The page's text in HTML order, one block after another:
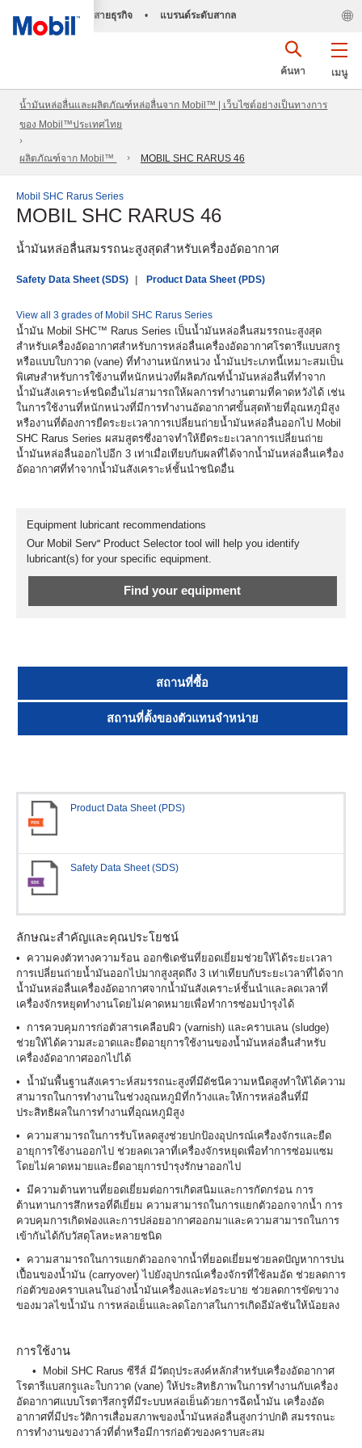
สายธุรกิจ • แบรนด์ระดับสากล
เมนู
ค้นหา
น้ำมันหล่อลื่นและผลิตภัณฑ์หล่อลื่นจาก Mobil™ | เว็บไซต์อย่างเป็นทางการ
ของ Mobil™ประเทศไทย
ผลิตภัณฑ์จาก Mobil™ MOBIL SHC RARUS 46
Mobil SHC Rarus Series
MOBIL SHC RARUS 46
น้ำมันหล่อลื่นสมรรถนะสูงสุดสำหรับเครื่องอัดอากาศ
Safety Data Sheet (SDS) Product Data Sheet (PDS)
View all 3 grades of Mobil SHC Rarus Series
น้ำมัน Mobil SHC™ Rarus Series เป็นน้ำมันหล่อลื่นสมรรถนะสูงสุด
สำหรับเครื่องอัดอากาศสำหรับการหล่อลื่นเครื่องอัดอากาศโรตารีแบบสกรู
หรือแบบใบกวาด (vane) ที่ทำงานหนักหน่วง น้ำมันประเภทนี้เหมาะสมเป็น
พิเศษสำหรับการใช้งานที่หนักหน่วงที่ผลิตภัณฑ์น้ำมันหล่อลื่นที่ทำจาก
น้ำมันสังเคราะห์ชนิดอื่นไม่สามารถให้ผลการทำงานตามที่คาดหวังได้ เช่น
ในการใช้งานที่หนักหน่วงที่มีการทำงานอัดอากาศขั้นสุดท้ายที่อุณหภูมิสูง
หรืองานที่ต้องการยืดระยะเวลาการเปลี่ยนถ่ายน้ำมันหล่อลื่นออกไป Mobil
SHC Rarus Series ผสมสูตรซึ่งอาจทำให้ยืดระยะเวลาการเปลี่ยนถ่าย
น้ำมันหล่อลื่นออกไปอีก 3 เท่าเมื่อเทียบกับผลที่ได้จากน้ำมันหล่อลื่นเครื่อง
อัดอากาศที่ทำจากน้ำมันสังเคราะห์ชั้นนำชนิดอื่น
Equipment lubricant recommendations
Our Mobil Serv℠ Product Selector tool will help you identify
lubricant(s) for your specific equipment.
Find your equipment
สถานที่ซื้อ
สถานที่ตั้งของตัวแทนจำหน่าย
Product Data Sheet (PDS)
Safety Data Sheet (SDS)
ลักษณะสำคัญและคุณประโยชน์
• ความคงตัวทางความร้อน ออกซิเดชันที่ยอดเยี่ยมช่วยให้ได้ระยะเวลา
การเปลี่ยนถ่ายน้ำมันออกไปมากสูงสุดถึง 3 เท่าเทียบกับระยะเวลาที่ได้จาก
น้ำมันหล่อลื่นเครื่องอัดอากาศจากน้ำมันสังเคราะห์ชั้นนำและลดเวลาที่
เครื่องจักรหยุดทำงานโดยไม่คาดหมายเพื่อทำการซ่อมบำรุงได้
• การควบคุมการก่อตัวสารเคลือบผิว (varnish) และคราบเลน (sludge)
ช่วยให้ได้ความสะอาดและยืดอายุการใช้งานของน้ำมันหล่อลื่นสำหรับ
เครื่องอัดอากาศออกไปได้
• น้ำมันพื้นฐานสังเคราะห์สมรรถนะสูงที่มีดัชนีความหนืดสูงทำให้ได้ความ
สามารถในการทำงานในช่วงอุณหภูมิที่กว้างและให้การหล่อลื่นที่มี
ประสิทธิผลในการทำงานที่อุณหภูมิสูง
• ความสามารถในการรับโหลดสูงช่วยปกป้องอุปกรณ์เครื่องจักรและยืด
อายุการใช้งานออกไป ช่วยลดเวลาที่เครื่องจักรหยุดเพื่อทำการซ่อมแซม
โดยไม่คาดหมายและยืดอายุการบำรุงรักษาออกไป
• มีความต้านทานที่ยอดเยี่ยมต่อการเกิดสนิมและการกัดกร่อน การ
ต้านทานการสึกหรอที่ดีเยี่ยม ความสามารถในการแยกตัวออกจากน้ำ การ
ควบคุมการเกิดฟองและการปล่อยอากาศออกมาและความสามารถในการ
เข้ากันได้กับวัสดุโลหะหลายชนิด
• ความสามารถในการแยกตัวออกจากน้ำที่ยอดเยี่ยมช่วยลดปัญหาการปน
เปื้อนของน้ำมัน (carryover) ไปยังอุปกรณ์เครื่องจักรที่ใช้ลมอัด ช่วยลดการ
ก่อตัวของคราบเลนในอ่างน้ำมันเครื่องและท่อระบาย ช่วยลดการขัดขวาง
ของมวลไขน้ำมัน การหล่อเย็นและลดโอกาสในการเกิดอีมัลชันให้น้อยลง
การใช้งาน
• Mobil SHC Rarus ซีรีส์ มีวัตถุประสงค์หลักสำหรับเครื่องอัดอากาศ
โรตารีแบสกรูและใบกวาด (vane) ให้ประสิทธิภาพในการทำงานกับเครื่อง
อัดอากาศแบบโรตารีสกรูที่มีระบบหล่อเย็นด้วยการฉีดน้ำมัน เครื่องอัด
อากาศที่มีประวัติการเสื่อมสภาพของน้ำมันหล่อลื่นสูงกว่าปกติ สมรรถนะ
การทำงานของวาล์วที่ต่ำหรือมีการก่อตัวของคราบสะสม